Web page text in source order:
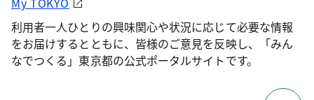
利用者一人ひとりの興味関心や状況に応じて必要な情報
をお届けするとともに、皆様のご意見を反映し、「みん
なでつくる」東京都の公式ポータルサイトです。